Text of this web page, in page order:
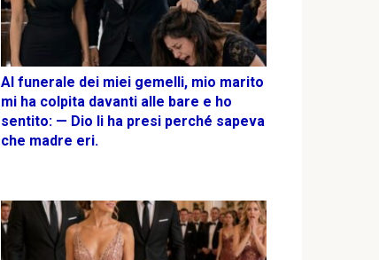
Al funerale dei miei gemelli, mio marito
mi ha colpita davanti alle bare e ho
sentito: — Dio li ha presi perché sapeva
che madre eri.